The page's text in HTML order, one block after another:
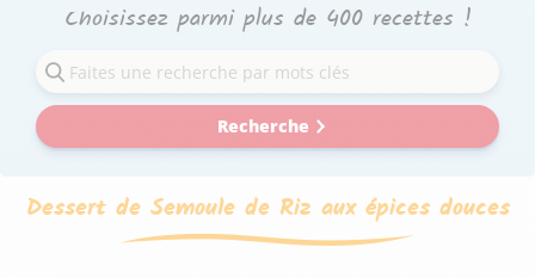
Choisissez parmi plus de 400 recettes !
Recherche
Dessert de Semoule de Riz aux épices douces